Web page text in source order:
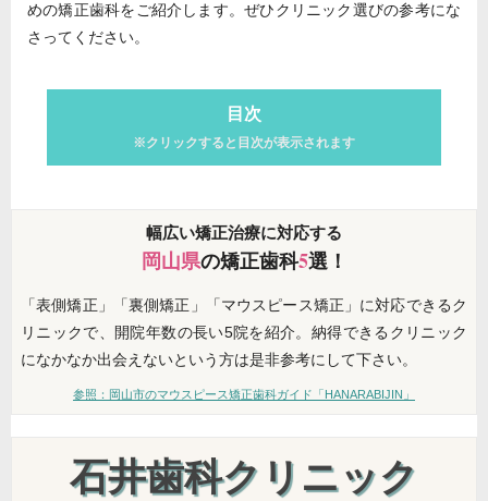
めの矯正歯科をご紹介します。ぜひクリニック選びの参考にな
さってください。
目次
※クリックすると目次が表示されます
幅広い矯正治療に対応する
岡山県の矯正歯科5選！
「表側矯正」「裏側矯正」「マウスピース矯正」に対応できるク
リニックで、開院年数の長い5院を紹介。納得できるクリニック
になかなか出会えないという方は是非参考にして下さい。
参照：岡山市のマウスピース矯正歯科ガイド「HANARABIJIN」
石井歯科クリニック